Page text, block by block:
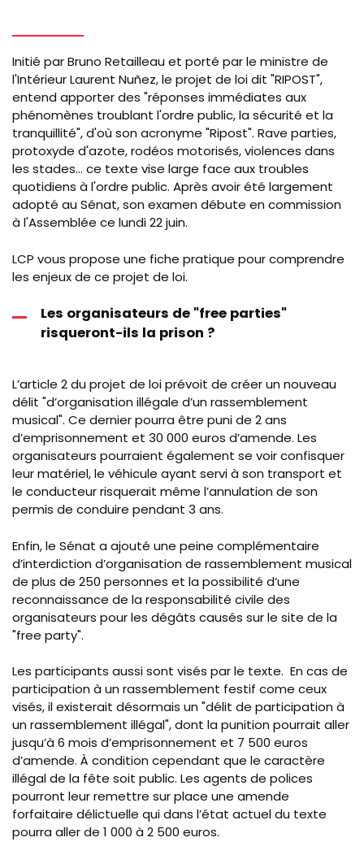
Initié par Bruno Retailleau et porté par le ministre de
l'Intérieur Laurent Nuñez, le projet de loi dit "RIPOST",
entend apporter des "réponses immédiates aux
phénomènes troublant l'ordre public, la sécurité et la
tranquillité", d'où son acronyme "Ripost". Rave parties,
protoxyde d'azote, rodéos motorisés, violences dans
les stades... ce texte vise large face aux troubles
quotidiens à l'ordre public. Après avoir été largement
adopté au Sénat, son examen débute en commission
à l'Assemblée ce lundi 22 juin.
LCP vous propose une fiche pratique pour comprendre
les enjeux de ce projet de loi.
Les organisateurs de "free parties"
risqueront-ils la prison ?
L’article 2 du projet de loi prévoit de créer un nouveau
délit "d’organisation illégale d’un rassemblement
musical". Ce dernier pourra être puni de 2 ans
d’emprisonnement et 30 000 euros d’amende. Les
organisateurs pourraient également se voir confisquer
leur matériel, le véhicule ayant servi à son transport et
le conducteur risquerait même l’annulation de son
permis de conduire pendant 3 ans.
Enfin, le Sénat a ajouté une peine complémentaire
d’interdiction d’organisation de rassemblement musical
de plus de 250 personnes et la possibilité d’une
reconnaissance de la responsabilité civile des
organisateurs pour les dégâts causés sur le site de la
"free party".
Les participants aussi sont visés par le texte. En cas de
participation à un rassemblement festif come ceux
visés, il existerait désormais un "délit de participation à
un rassemblement illégal", dont la punition pourrait aller
jusqu’à 6 mois d’emprisonnement et 7 500 euros
d’amende. À condition cependant que le caractère
illégal de la fête soit public. Les agents de polices
pourront leur remettre sur place une amende
forfaitaire délictuelle qui dans l’état actuel du texte
pourra aller de 1 000 à 2 500 euros.